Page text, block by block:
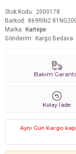
Stok Kodu
2000178
Barkod
Marka
Kartepe
Gönderim
Kargo Bedava
Bakım
Kolay İade
Aynı Gün Kargo